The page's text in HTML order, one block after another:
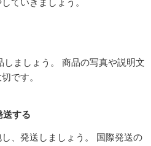
ていきましょう。
ましょう。 商品の写真や説明文
です。
送する
、発送しましょう。 国際発送の